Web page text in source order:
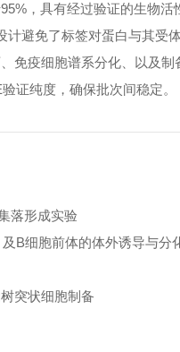
，具有经过验证的生物活
计避免了标签对蛋白与其受
免疫细胞谱系分化、以及制
证纯度，确保批次间稳定。
落形成实验
B细胞前体的体外诱导与分
突状细胞制备